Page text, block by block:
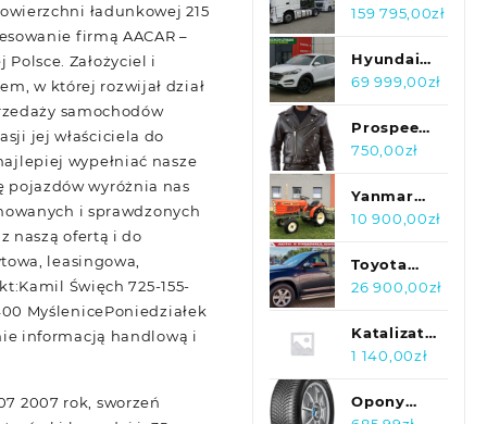
ładunkowej 215
firmą AACAR –
Założyciel i
w której rozwijał dział
samochodów
jej właściciela do
wypełniać nasze
pojazdów wyróżnia nas
i sprawdzonych
naszą ofertą i do
leasingowa,
Święch 725-155-
MyślenicePoniedziałek
informacją handlową i
2007 rok, sworzeń
kabel
drzwi
winda
Actros
po
kontrakcie
159 795,00zł
Hyundai
Tucson
Klima,
Multifunkcja,
69 999,00zł
Prospeed
Ramoneska
Kurtka
Skórzana
750,00zł
Yanmar
YM 1401
+
przyczepka
10 900,00zł
Toyota
RAV 4 2.2
4x4 alu
klima
26 900,00zł
Katalizator
Bmw 535d
01/2004-
1 140,00zł
Opony